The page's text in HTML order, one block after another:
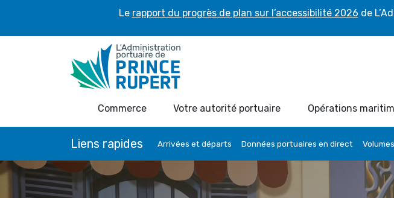
Le rapport du progrès de plan sur l’accessibilité 2026 de
Commerce Votre autorité portuaire Opérations
Liens rapides Arrivées et départs Données portuaires en direct